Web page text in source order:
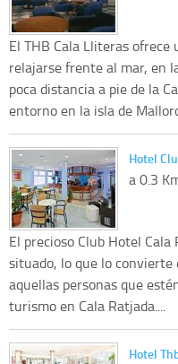
El THB Cala Lliteras
relajarse frente al mar, en
poca distancia a pie de la
entorno en la isla de
Hotel
a 0.3
El precioso Club Hotel
situado, lo que lo
aquellas personas que
turismo en Cala Ratjada....
Hotel